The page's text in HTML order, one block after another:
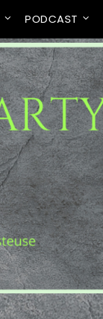
PODCAST